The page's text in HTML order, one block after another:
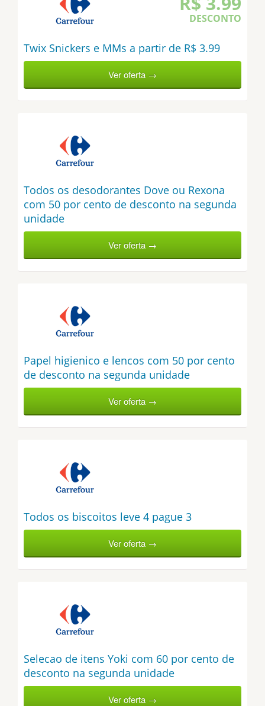
DESCONTO
Twix Snickers e MMs a partir de R$ 3.99
Ver oferta →
Todos os desodorantes Dove ou Rexona
com 50 por cento de desconto na segunda
unidade
Ver oferta →
Papel higienico e lencos com 50 por cento
de desconto na segunda unidade
Ver oferta →
Todos os biscoitos leve 4 pague 3
Ver oferta →
Selecao de itens Yoki com 60 por cento de
desconto na segunda unidade
Ver oferta →